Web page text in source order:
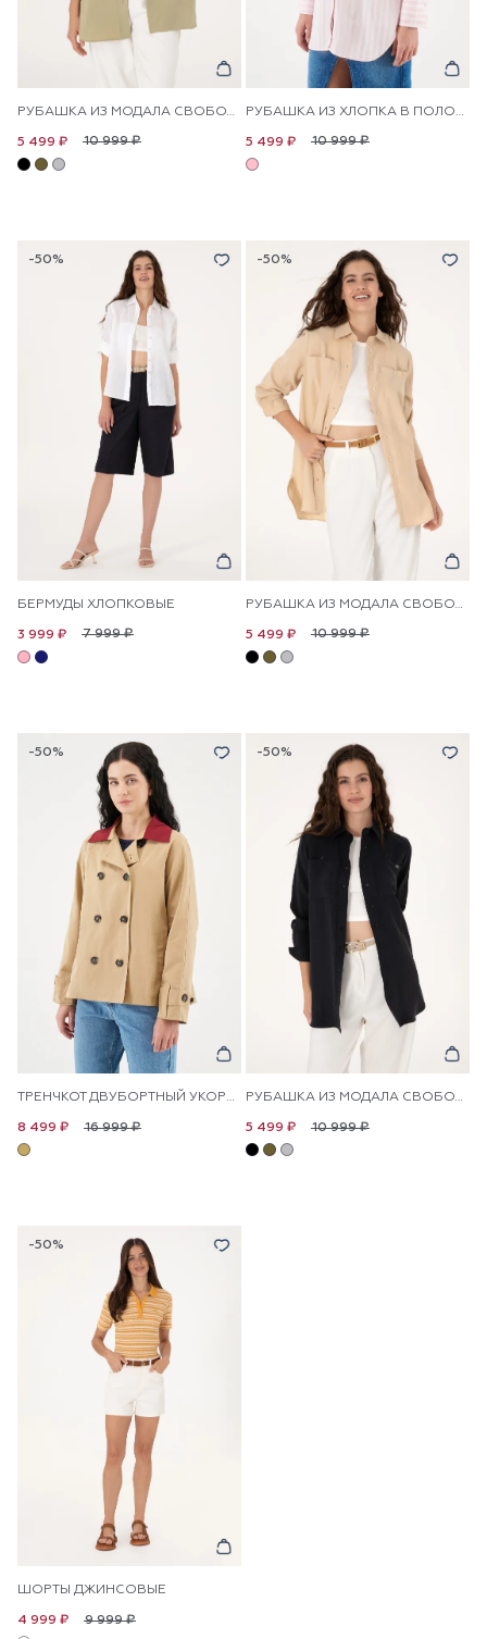
РУБАШКА ИЗ МОДАЛА СВОБОДНАЯ
10 999 ₽
5 499 ₽
РУБАШКА ИЗ ХЛОПКА В ПОЛОСКУ ПРЯМАЯ
10 999 ₽
5 499 ₽
-50%
БЕРМУДЫ ХЛОПКОВЫЕ
7 999 ₽
3 999 ₽
-50%
РУБАШКА ИЗ МОДАЛА СВОБОДНАЯ
10 999 ₽
5 499 ₽
-50%
ТРЕНЧКОТ ДВУБОРТНЫЙ УКОРОЧЕННЫЙ
16 999 ₽
8 499 ₽
-50%
РУБАШКА ИЗ МОДАЛА СВОБОДНАЯ
10 999 ₽
5 499 ₽
-50%
ШОРТЫ ДЖИНСОВЫЕ
9 999 ₽
4 999 ₽